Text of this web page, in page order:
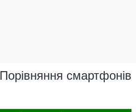
Порівняння смартфонів